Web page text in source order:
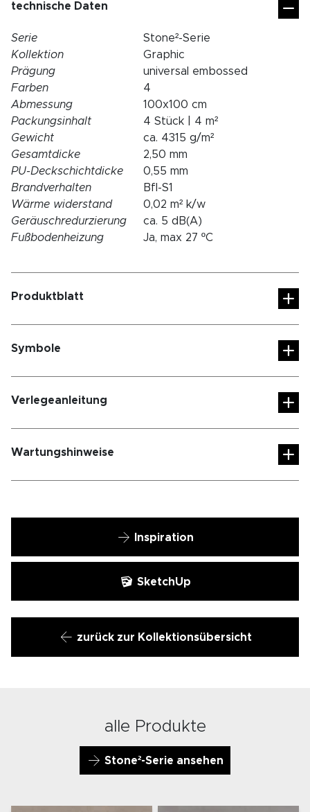
technische Daten
Serie
Stone²-Serie
Kollektion
Graphic
Prägung
universal embossed
Farben
4
Abmessung
100x100 cm
Packungsinhalt
4 Stück | 4 m²
Gewicht
ca. 4315 g/m²
Gesamtdicke
2,50 mm
PU-Deckschichtdicke
0,55 mm
Brandverhalten
Bfl-S1
Wärme widerstand
0,02 m² k/w
Geräuschredurzierung
ca. 5 dB(A)
Fußbodenheizung
Ja, max 27 ºC
Produktblatt
Symbole
Verlegeanleitung
Wartungshinweise
zurück zur Kollektionsübersicht
Inspiration
SketchUp
alle Produkte
Stone²-Serie ansehen